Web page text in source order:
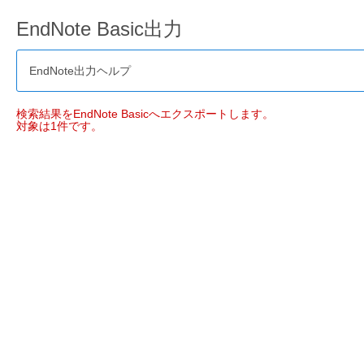
EndNote Basic出力
EndNote出力ヘルプ
検索結果をEndNote Basicへエクスポートします。
対象は1件です。